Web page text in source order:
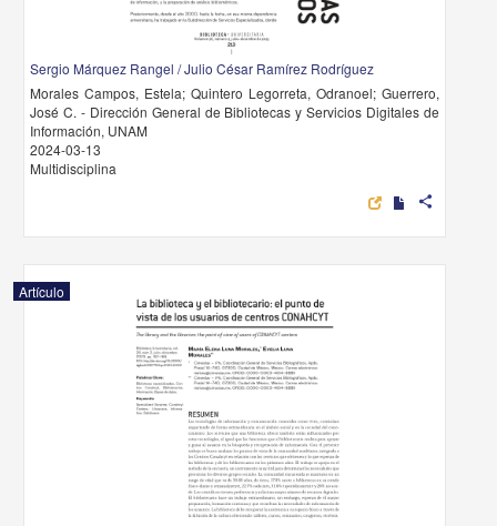
Sergio Márquez Rangel / Julio César Ramírez Rodríguez
Morales Campos, Estela; Quintero Legorreta, Odranoel; Guerrero,
José C. - Dirección General de Bibliotecas y Servicios Digitales de
Información, UNAM
2024-03-13
Multidisciplina
share
Artículo